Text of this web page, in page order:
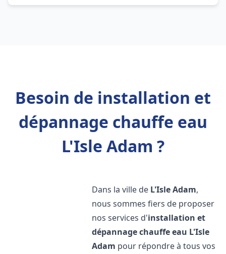
Besoin de installation et
dépannage chauffe eau
L'Isle Adam ?
Dans la ville de L'Isle Adam,
nous sommes fiers de proposer
nos services d'installation et
dépannage chauffe eau L'Isle
Adam pour répondre à tous vos